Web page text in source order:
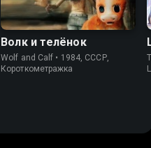
Волк и телёнок
Wolf and Calf • 1984, СССР,
Короткометражка